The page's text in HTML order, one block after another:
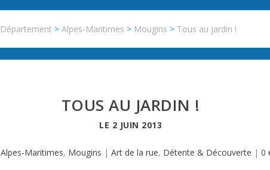
Département >Alpes-Maritimes > Mougins > Tous au jardin !
TOUS AU JARDIN !
LE 2 JUIN 2013
Alpes-Maritimes, Mougins | Art de la rue, Détente & Découverte | 0